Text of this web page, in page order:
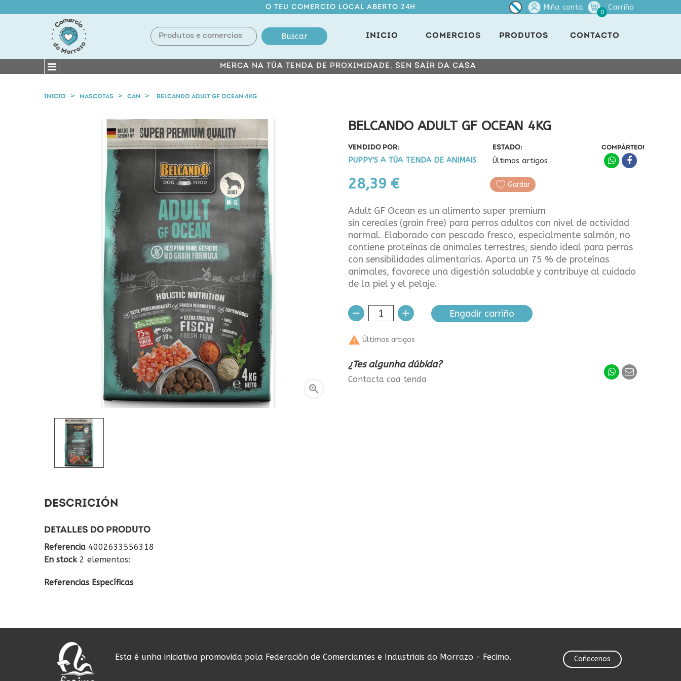
O TEU COMERCIO LOCAL ABERTO 24H Miña conta
0
Carriño
Buscar INICIO COMERCIOS PRODUTOS CONTACTO
MERCA NA TÚA TENDA DE PROXIMIDADE, SEN SAÍR DA CASA
INICIO MASCOTAS CAN BELCANDO ADULT GF OCEAN 4KG

BELCANDO ADULT GF OCEAN 4KG
VENDIDO POR:
PUPPY'S A TÚA TENDA DE ANIMAIS
ESTADO:
Últimos artigos
28,39 €
COMPÁRTEO!
Gardar
Adult GF Ocean es un alimento super premium
sin cereales (grain free) para perros adultos con nivel de actividad
normal. Elaborado con pescado fresco, especialmente salmón, no
contiene proteínas de animales terrestres, siendo ideal para perros
con sensibilidades alimentarias. Aporta un 75 % de proteínas
animales, favorece una digestión saludable y contribuye al cuidado
de la piel y el pelaje.
Engadir carriño
 Últimos artigos
¿Tes algunha dúbida?
Contacta coa tenda
DESCRICIÓN
DETALLES DO PRODUTO
Referencia 4002633556318
En stock 2 elementos:
Referencias Específicas
Esta é unha iniciativa promovida pola Federación de Comerciantes e Industriais do Morrazo - Fecimo. Coñecenos